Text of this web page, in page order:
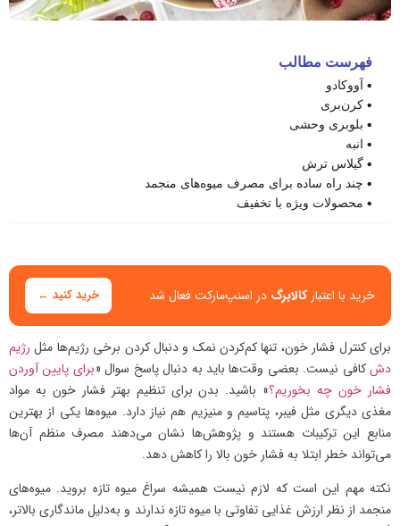
فهرست مطالب
آووکادو
کرن‌بری
بلوبری وحشی
انبه
گیلاس ترش
چند راه ساده برای مصرف میوه‌های منجمد
محصولات ویژه با تخفیف
خرید با اعتبارکالابرگ در اسنپ‌مارکت فعال شد خرید کنید ←
برای کنترل فشار خون، تنها کم‌کردن نمک و دنبال کردن برخی رژیم‌ها مثل رژیم
دشکافی نیست. بعضی وقت‌ها باید به دنبال پاسخ سوال «برای پایین آوردن
فشار خون چه بخوریم؟» باشید. بدن برای تنظیم بهتر فشار خون به مواد
مغذی دیگری مثل فیبر، پتاسیم و منیزیم هم نیاز دارد. میوه‌ها یکی از بهترین
منابع این ترکیبات هستند و پژوهش‌ها نشان می‌دهند مصرف منظم آن‌ها
می‌تواند خطر ابتلا به فشار خون بالا را کاهش دهد.
نکته مهم این است که لازم نیست همیشه سراغ میوه تازه بروید. میوه‌های
منجمد از نظر ارزش غذایی تفاوتی با میوه تازه ندارند و به‌دلیل ماندگاری بالاتر،